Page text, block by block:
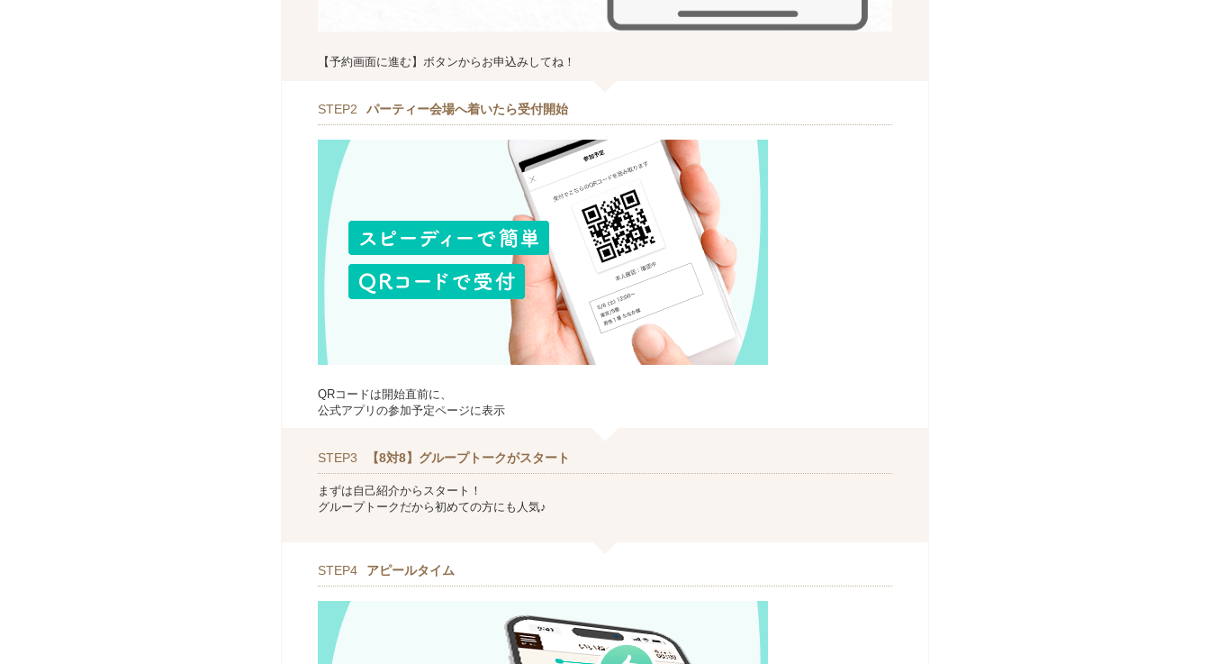
【予約画面に進む】ボタンからお申込みしてね！
STEP2 パーティー会場へ着いたら受付開始
QRコードは開始直前に、
公式アプリの参加予定ページに表示
STEP3 【8対8】グループトークがスタート
まずは自己紹介からスタート！
グループトークだから初めての方にも人気♪
STEP4 アピールタイム